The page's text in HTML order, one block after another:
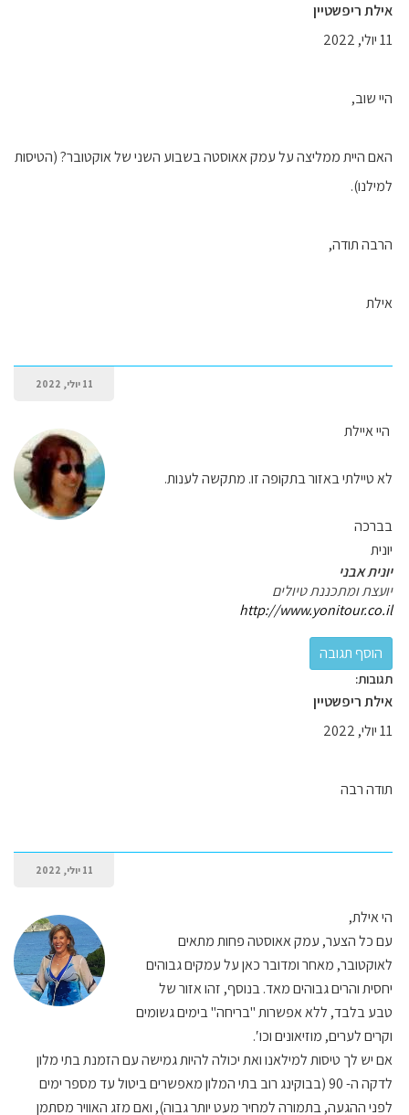
אילת ריפשטיין
11 יולי, 2022
היי שוב,
האם היית ממליצה על עמק אאוסטה בשבוע השני של אוקטובר? (הטיסות
למילנו).
הרבה תודה,
אילת
11 יולי, 2022
היי איילת
לא טיילתי באזור בתקופה זו. מתקשה לענות.
בברכה
יונית
יונית אבני
יועצת ומתכננת טיולים
http://www.yonitour.co.il
תגובות:
אילת ריפשטיין
11 יולי, 2022
תודה רבה
11 יולי, 2022
הי אילת,
עם כל הצער, עמק אאוסטה פחות מתאים
לאוקטובר, מאחר ומדובר כאן על עמקים גבוהים
יחסית והרים גבוהים מאד. בנוסף, זהו אזור של
טבע בלבד, ללא אפשרות "בריחה" בימים גשומים
וקרים לערים, מוזיאונים וכו′.
אם יש לך טיסות למילאנו ואת יכולה להיות גמישה עם הזמנת בתי מלון
לדקה ה- 90 (בבוקינג רוב בתי המלון מאפשרים ביטול עד מספר ימים
לפני ההגעה, בתמורה למחיר מעט יותר גבוה), ואם מזג האוויר מסתמן